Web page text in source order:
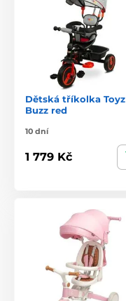
Dětská tříkolka Toyz
Buzz red
10 dní
1 779 Kč